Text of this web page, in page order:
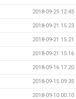
2018-09-25 12:45
2018-09-21 15:23
2018-09-21 15:21
2018-09-21 15:16
2018-09-16 17:20
2018-09-15 09:35
2018-09-10 00:10